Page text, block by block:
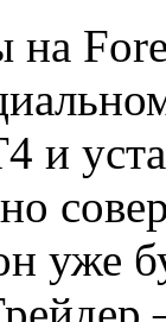
на
и
уже